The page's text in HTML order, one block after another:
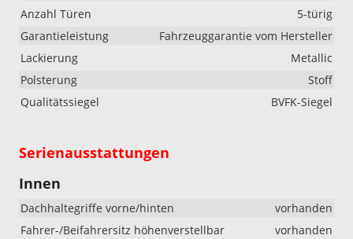
Anzahl Türen
5-türig
Garantieleistung
Fahrzeuggarantie vom Hersteller
Lackierung
Metallic
Polsterung
Stoff
Qualitätssiegel
BVFK-Siegel
Serienausstattungen
Innen
Dachhaltegriffe vorne/hinten
vorhanden
Fahrer-/Beifahrersitz höhenverstellbar
vorhanden